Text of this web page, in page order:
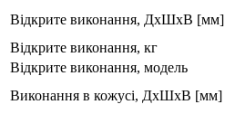
Відкрите виконання, ДxШxВ [мм]
Відкрите виконання, кг
Відкрите виконання, модель
Виконання в кожусі, ДxШxВ [мм]